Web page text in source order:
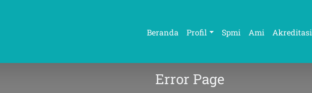
Beranda Profil Spmi Ami Akreditasi
Error Page